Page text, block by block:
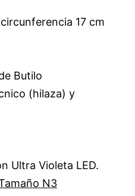
17 cm
Butilo
(hilaza) y
Ultra Violeta LED.
N3